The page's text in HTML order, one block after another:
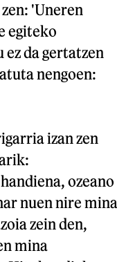
'Uneren
egiteko
da gertatzen
nengoen:
izan zen
ozeano
nuen nire mina
zein den,
mina